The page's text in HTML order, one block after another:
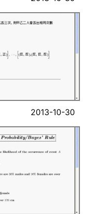
2013-10-30